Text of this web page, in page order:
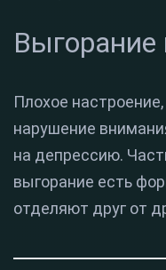
Выгорание
Плохое
нарушение
на депрессию.
выгорание есть
отделяют друг от